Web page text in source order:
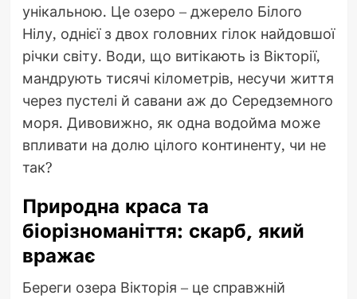
унікальною. Це озеро – джерело Білого
Нілу, однієї з двох головних гілок найдовшої
річки світу. Води, що витікають із Вікторії,
мандрують тисячі кілометрів, несучи життя
через пустелі й савани аж до Середземного
моря. Дивовижно, як одна водойма може
впливати на долю цілого континенту, чи не
так?
Природна краса та
біорізноманіття: скарб, який
вражає
Береги озера Вікторія – це справжній